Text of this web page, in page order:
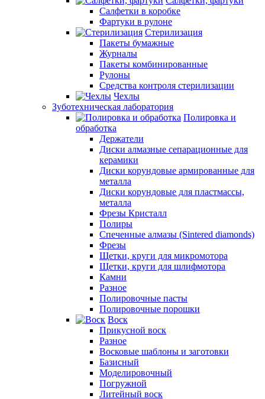
Салфетки в коробке
Фартуки в рулоне
Стерилизация
Пакеты бумажные
Журналы
Пакеты комбинированные
Рулоны
Средства контроля стерилизации
Чехлы
Зуботехническая лаборатория
Полировка и
обработка
Держатели
Диски алмазные сепарационные для
керамики
Диски корундовые армированные для
металла
Диски корундовые для пластмассы,
металла
Фрезы Кристалл
Полиры
Спеченные алмазы (Sintered diamonds)
Фрезы
Щетки, круги для микромотора
Щетки, круги для шлифмотора
Камни
Разное
Полировочные пасты
Полировочные порошки
Воск
Прикусной воск
Разное
Восковые шаблоны и заготовки
Базисный
Моделировочный
Погружной
Литейный воск